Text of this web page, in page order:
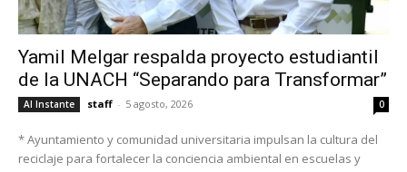
Yamil Melgar respalda proyecto estudiantil
de la UNACH “Separando para Transformar”
Al Instante staff - 5 agosto, 2026 0
* Ayuntamiento y comunidad universitaria impulsan la cultura del
reciclaje para fortalecer la conciencia ambiental en escuelas y